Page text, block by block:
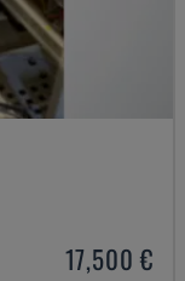
17,500 €